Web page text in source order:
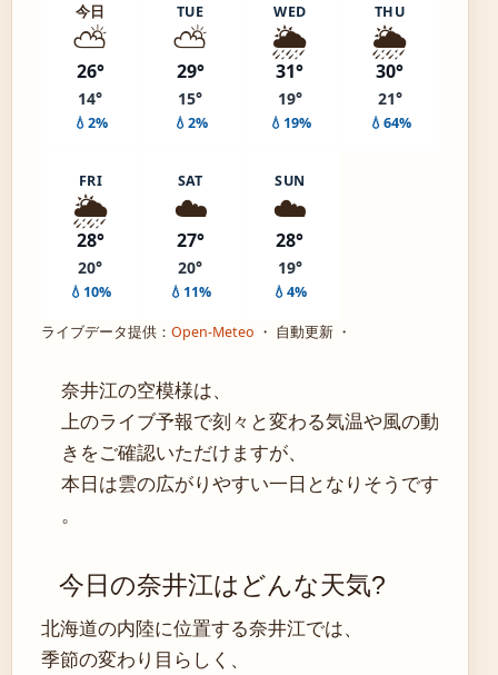
今日
⛅
26°
14°
💧2%
TUE
⛅
29°
15°
💧2%
WED
🌦️
31°
19°
💧19%
THU
🌦️
30°
21°
💧64%
FRI
🌦️
28°
20°
💧10%
SAT
☁️
27°
20°
💧11%
SUN
☁️
28°
19°
💧4%
ライブデータ提供： Open-Meteo ・ 自動更新 ・
奈井江の空模様は、
上のライブ予報で刻々と変わる気温や風の動
きをご確認いただけますが、
本日は雲の広がりやすい一日となりそうです
。
今日の奈井江はどんな天気?
北海道の内陸に位置する奈井江では、
季節の変わり目らしく、